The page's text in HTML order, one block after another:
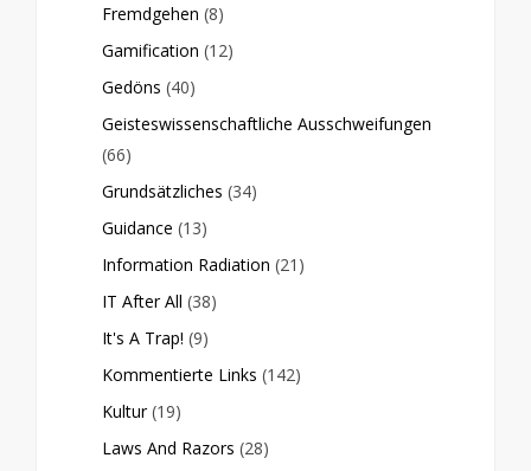
Fremdgehen (8)
Gamification (12)
Gedöns (40)
Geisteswissenschaftliche Ausschweifungen
(66)
Grundsätzliches (34)
Guidance (13)
Information Radiation (21)
IT After All (38)
It's A Trap! (9)
Kommentierte Links (142)
Kultur (19)
Laws And Razors (28)